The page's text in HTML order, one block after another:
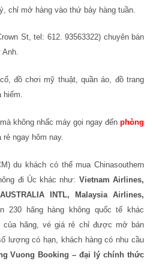
chỉ mở hàng vào thứ bảy hàng tuần.
St, tel: 612. 93563322) chuyên bán
Anh.
đồ chơi mỹ thuật, quần áo, đồ trang
hiếm.
không nhấc máy gọi ngay đến phòng
ngay hôm nay.
du khách có thể mua Chinasouthern
đi Úc khác như: Vietnam Airlines,
INTL,
Malaysia Airlines,
230 hãng hàng không quốc tế khác
của hãng, vé giá rẻ chỉ được mở bán
lượng có hạn, khách hàng có nhu cầu
Vuong Booking – đại lý chính thức